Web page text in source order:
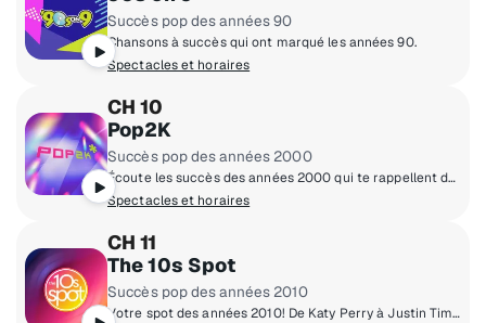
Succès pop des années 90
Chansons à succès qui ont marqué les années 90.
Spectacles et horaires
CH 10
Pop2K
Succès pop des années 2000
Écoute les succès des années 2000 qui te rappellent de bons souvenirs. Pop2K joue toutes les chansons marquantes de la décennie.
Spectacles et horaires
CH 11
The 10s Spot
Succès pop des années 2010
Votre spot des années 2010! De Katy Perry à Justin Timberlake, Rihanna, Fall Out Boy et d'autres! On n'est pas figés dans les années 2010, on aime y rester!